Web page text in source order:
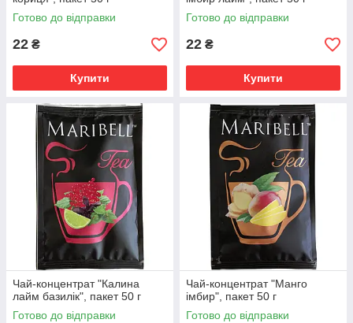
Готово до відправки
22 ₴
Купити
Готово до відправки
22 ₴
Купити
Чай-концентрат "Калина
лайм базилік", пакет 50 г
Готово до відправки
Чай-концентрат "Манго
імбир", пакет 50 г
Готово до відправки